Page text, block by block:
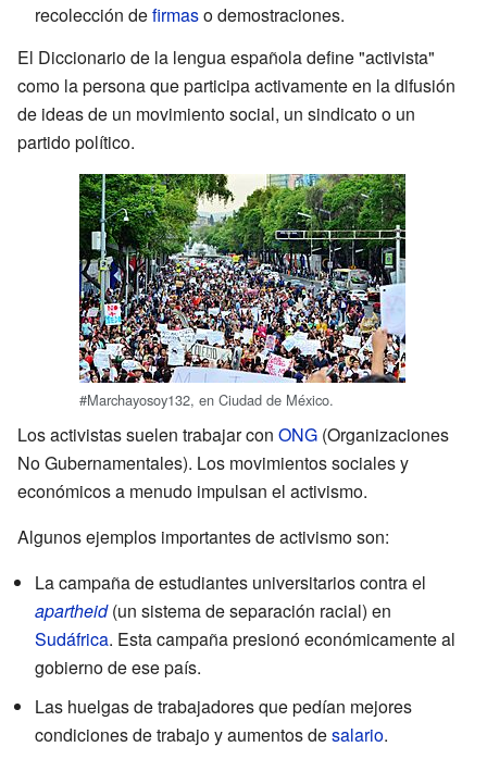
recolección defirmaso demostraciones.
El Diccionario de la lengua española define "activista"
como la persona que participa activamente en la difusión
de ideas de un movimiento social, un sindicato o un
partido político.
#Marchayosoy132, en Ciudad de México.
Los activistas suelen trabajar con ONG (Organizaciones
No Gubernamentales). Los movimientos sociales y
económicos a menudo impulsan el activismo.
Algunos ejemplos importantes de activismo son:
La campaña de estudiantes universitarios contra el
apartheid(un sistema de separación racial) en
Sudáfrica. Esta campaña presionó económicamente al
gobierno de ese país.
Las huelgas de trabajadores que pedían mejores
condiciones de trabajo y aumentos desalario.